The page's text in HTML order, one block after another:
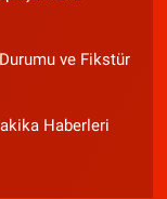
ve Fikstür
Haberleri